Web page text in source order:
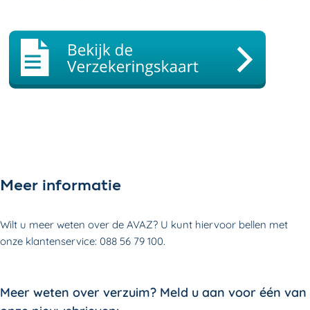
Meer informatie
Wilt u meer weten over de AVAZ? U kunt hiervoor bellen met
onze klantenservice: 088 56 79 100.
Meer weten over verzuim? Meld u aan voor één van